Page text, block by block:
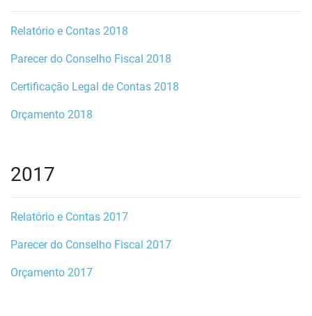
Relatório e Contas 2018
Parecer do Conselho Fiscal 2018
Certificação Legal de Contas 2018
Orçamento 2018
2017
Relatório e Contas 2017
Parecer do Conselho Fiscal 2017
Orçamento 2017